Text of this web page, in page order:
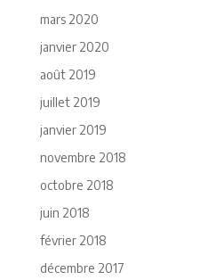
mars 2020
janvier 2020
août 2019
juillet 2019
janvier 2019
novembre 2018
octobre 2018
juin 2018
février 2018
décembre 2017